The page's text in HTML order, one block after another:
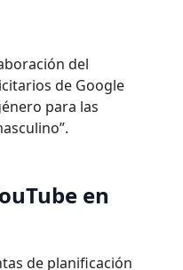
del
de Google
para las
en
de planificación